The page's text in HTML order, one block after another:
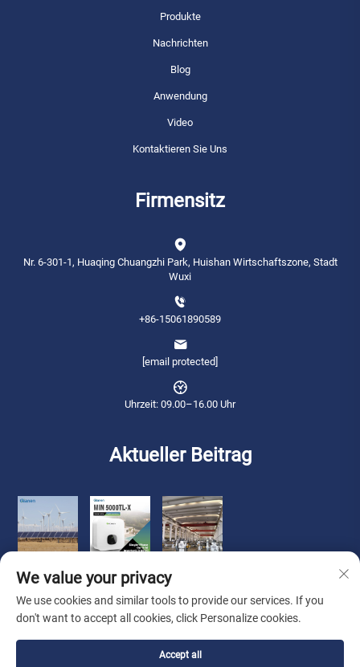
Produkte
Nachrichten
Blog
Anwendung
Video
Kontaktieren Sie Uns
Firmensitz
Nr. 6-301-1, Huaqing Chuangzhi Park, Huishan Wirtschaftszone, Stadt
Wuxi
+86-15061890589
[email protected]
Uhrzeit: 09.00–16.00 Uhr
Aktueller Beitrag
Copyright © 2026 Qianneng International Trade (wuxi) Co., Ltd. Alle Rechte
We value your privacy
We use cookies and similar tools to provide our services. If you
don't want to accept all cookies, click Personalize cookies.
Accept all